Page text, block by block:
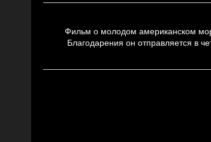
Фильм о молодом американском
Благодарения он отправляется в